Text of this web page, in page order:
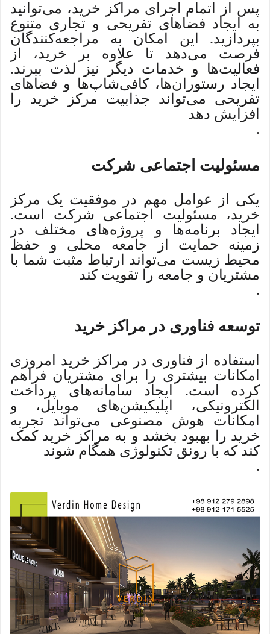
پس از اتمام اجرای مراکز خرید، می‌توانید
به ایجاد فضاهای تفریحی و تجاری متنوع
بپردازید. این امکان به مراجعه‌کنندگان
فرصت می‌دهد تا علاوه بر خرید، از
فعالیت‌ها و خدمات دیگر نیز لذت ببرند.
ایجاد رستوران‌ها، کافی‌شاپ‌ها و فضاهای
تفریحی می‌تواند جذابیت مرکز خرید را
افزایش دهد
.
مسئولیت اجتماعی شرکت
یکی از عوامل مهم در موفقیت یک مرکز
خرید، مسئولیت اجتماعی شرکت است.
ایجاد برنامه‌ها و پروژه‌های مختلف در
زمینه حمایت از جامعه محلی و حفظ
محیط زیست می‌تواند ارتباط مثبت شما با
مشتریان و جامعه را تقویت کند
.
توسعه فناوری در مراکز خرید
استفاده از فناوری در مراکز خرید امروزی
امکانات بیشتری را برای مشتریان فراهم
کرده است. ایجاد سامانه‌های پرداخت
الکترونیکی، اپلیکیشن‌های موبایل، و
امکانات هوش مصنوعی می‌تواند تجربه
خرید را بهبود بخشد و به مراکز خرید کمک
کند که با رونق تکنولوژی همگام شوند
.